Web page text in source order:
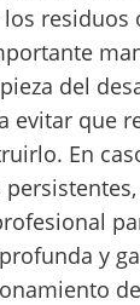
residuos
del
evitar que
En
y